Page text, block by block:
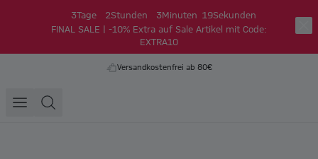
3Tage 2Stunden 3 Minuten 18Sekunden
FINAL SALE | -10% Extra auf Sale Artikel mit Code:
EXTRA10
Versandkostenfrei ab 80€